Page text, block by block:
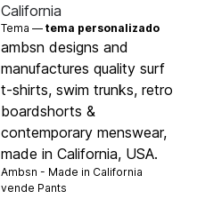
California
Tema — tema personalizado
ambsn designs and
manufactures quality surf
t-shirts, swim trunks, retro
boardshorts &
contemporary menswear,
made in California, USA.
Ambsn - Made in California
vende Pants